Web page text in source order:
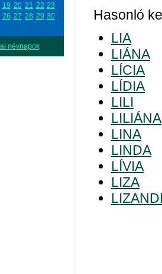
19 20 21 22 23
26 27 28 29 30
névnapok
Hasonló
LIA
LIÁNA
LÍCIA
LÍDIA
LILI
LILIÁNA
LINA
LINDA
LÍVIA
LIZA